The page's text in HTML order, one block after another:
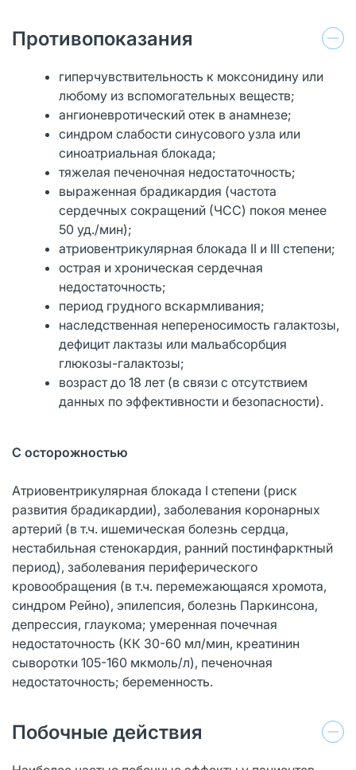
Противопоказания
гиперчувствительность к моксонидину или
любому из вспомогательных веществ;
ангионевротический отек в анамнезе;
синдром слабости синусового узла или
синоатриальная блокада;
тяжелая печеночная недостаточность;
выраженная брадикардия (частота
сердечных сокращений (ЧСС) покоя менее
50 уд./мин);
атриовентрикулярная блокада II и III степени;
острая и хроническая сердечная
недостаточность;
период грудного вскармливания;
наследственная непереносимость галактозы,
дефицит лактазы или мальабсорбция
глюкозы-галактозы;
возраст до 18 лет (в связи с отсутствием
данных по эффективности и безопасности).
С осторожностью
Атриовентрикулярная блокада I степени (риск
развития брадикардии), заболевания коронарных
артерий (в т.ч. ишемическая болезнь сердца,
нестабильная стенокардия, ранний постинфарктный
период), заболевания периферического
кровообращения (в т.ч. перемежающаяся хромота,
синдром Рейно), эпилепсия, болезнь Паркинсона,
депрессия, глаукома; умеренная почечная
недостаточность (КК 30-60 мл/мин, креатинин
сыворотки 105-160 мкмоль/л), печеночная
недостаточность; беременность.
Побочные действия